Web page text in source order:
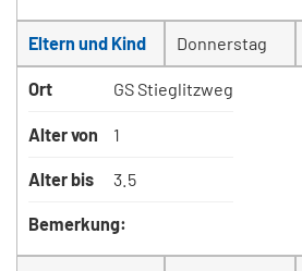
Eltern und Kind Donnerstag
Ort GS Stieglitzweg
Alter von 1
Alter bis 3.5
Bemerkung: